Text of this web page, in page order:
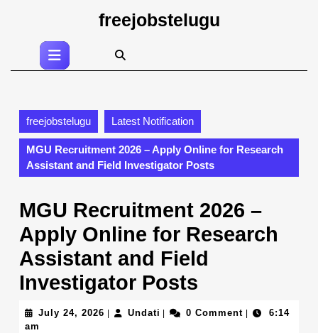
to
freejobstelugu
Open
Button
freejobstelugu Latest Notification
MGU Recruitment 2026 – Apply Online for Research
Assistant and Field Investigator Posts
MGU Recruitment 2026 –
Apply Online for Research
Assistant and Field
Investigator Posts
July 24, 2026 July Undati Undati0 Comment
6:14
am